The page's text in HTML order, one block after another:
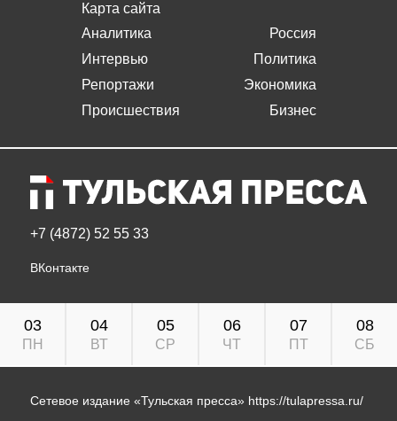
Карта сайта
Аналитика
Интервью
Репортажи
Происшествия
Россия
Политика
Экономика
Бизнес
+7 (4872) 52 55 33
ВКонтакте
03
ПН
04
ВТ
05
СР
06
ЧТ
07
ПТ
08
СБ
Сетевое издание «Тульская пресса» https://tulapressa.ru/